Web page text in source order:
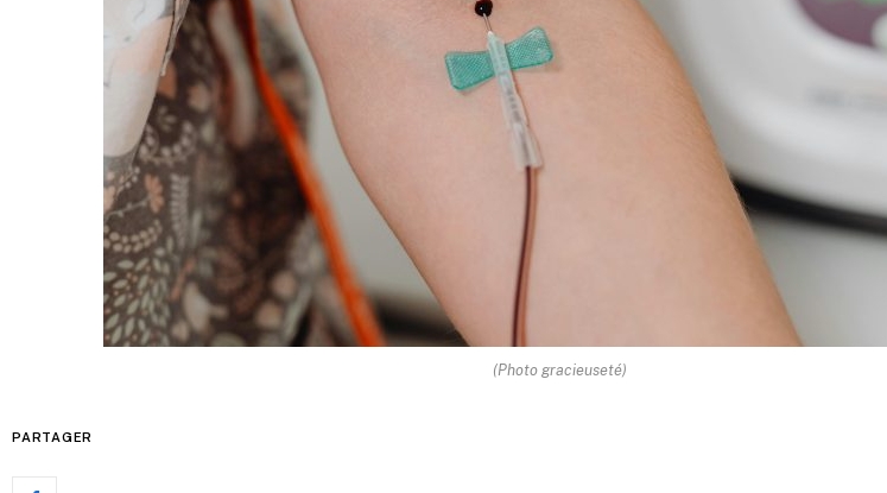
(Photo gracieuseté)
PARTAGER